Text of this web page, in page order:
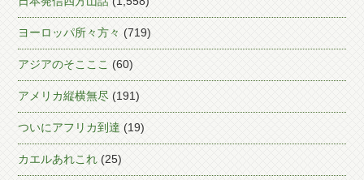
ヨーロッパ所々方々 (719)
アジアのそこここ (60)
アメリカ縦横無尽 (191)
ついにアフリカ到達 (19)
カエルあれこれ (25)